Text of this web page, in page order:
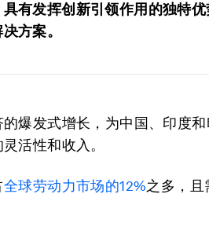
有发挥创新引领作用的独特
方案。
爆发式增长，为中国、印度
活性和收入。
全球劳动力市场的12%之多，且